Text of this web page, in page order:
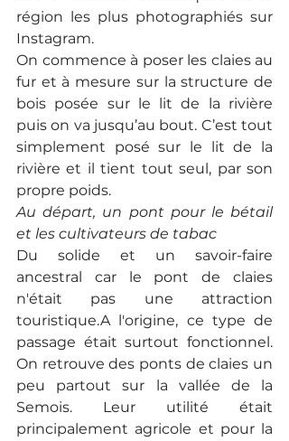
région les plus photographiés sur
Instagram.
On commence à poser les claies au
fur et à mesure sur la structure de
bois posée sur le lit de la rivière
puis on va jusqu’au bout. C’est tout
simplement posé sur le lit de la
rivière et il tient tout seul, par son
propre poids.
Au départ, un pont pour le bétail
et les cultivateurs de tabac
Du solide et un savoir-faire
ancestral car le pont de claies
n'était pas une attraction
touristique.A l'origine, ce type de
passage était surtout fonctionnel.
On retrouve des ponts de claies un
peu partout sur la vallée de la
Semois. Leur utilité était
principalement agricole et pour la